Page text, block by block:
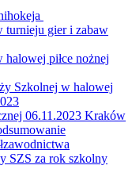
turnieju gier i zabaw
piłce nożnej
Szkolnej w halowej
06.11.2023 Kraków
SZS za rok szkolny